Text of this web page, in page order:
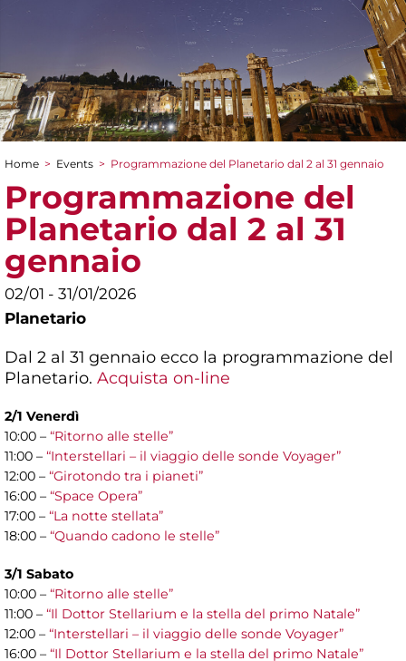
You are here
Home > Events > Programmazione del Planetario dal 2 al 31 gennaio
Programmazione del
Planetario dal 2 al 31
gennaio
02/01 - 31/01/2026
Planetario
Dal 2 al 31 gennaio ecco la programmazione del
Planetario. Acquista on-line
2/1 Venerdì
10:00 – “Ritorno alle stelle”
11:00 – “Interstellari – il viaggio delle sonde Voyager”
12:00 – “Girotondo tra i pianeti”
16:00 – “Space Opera”
17:00 – “La notte stellata”
18:00 – “Quando cadono le stelle”
3/1 Sabato
10:00 – “Ritorno alle stelle”
11:00 – “Il Dottor Stellarium e la stella del primo Natale”
12:00 – “Interstellari – il viaggio delle sonde Voyager”
16:00 – “Il Dottor Stellarium e la stella del primo Natale”